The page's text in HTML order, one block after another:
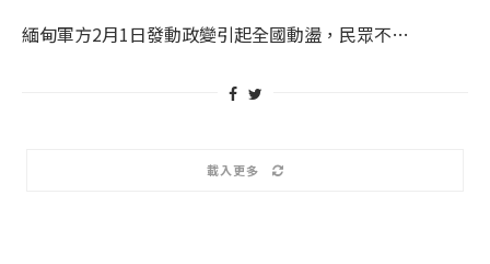
緬甸軍方2月1日發動政變引起全國動盪，民眾不…
載入更多